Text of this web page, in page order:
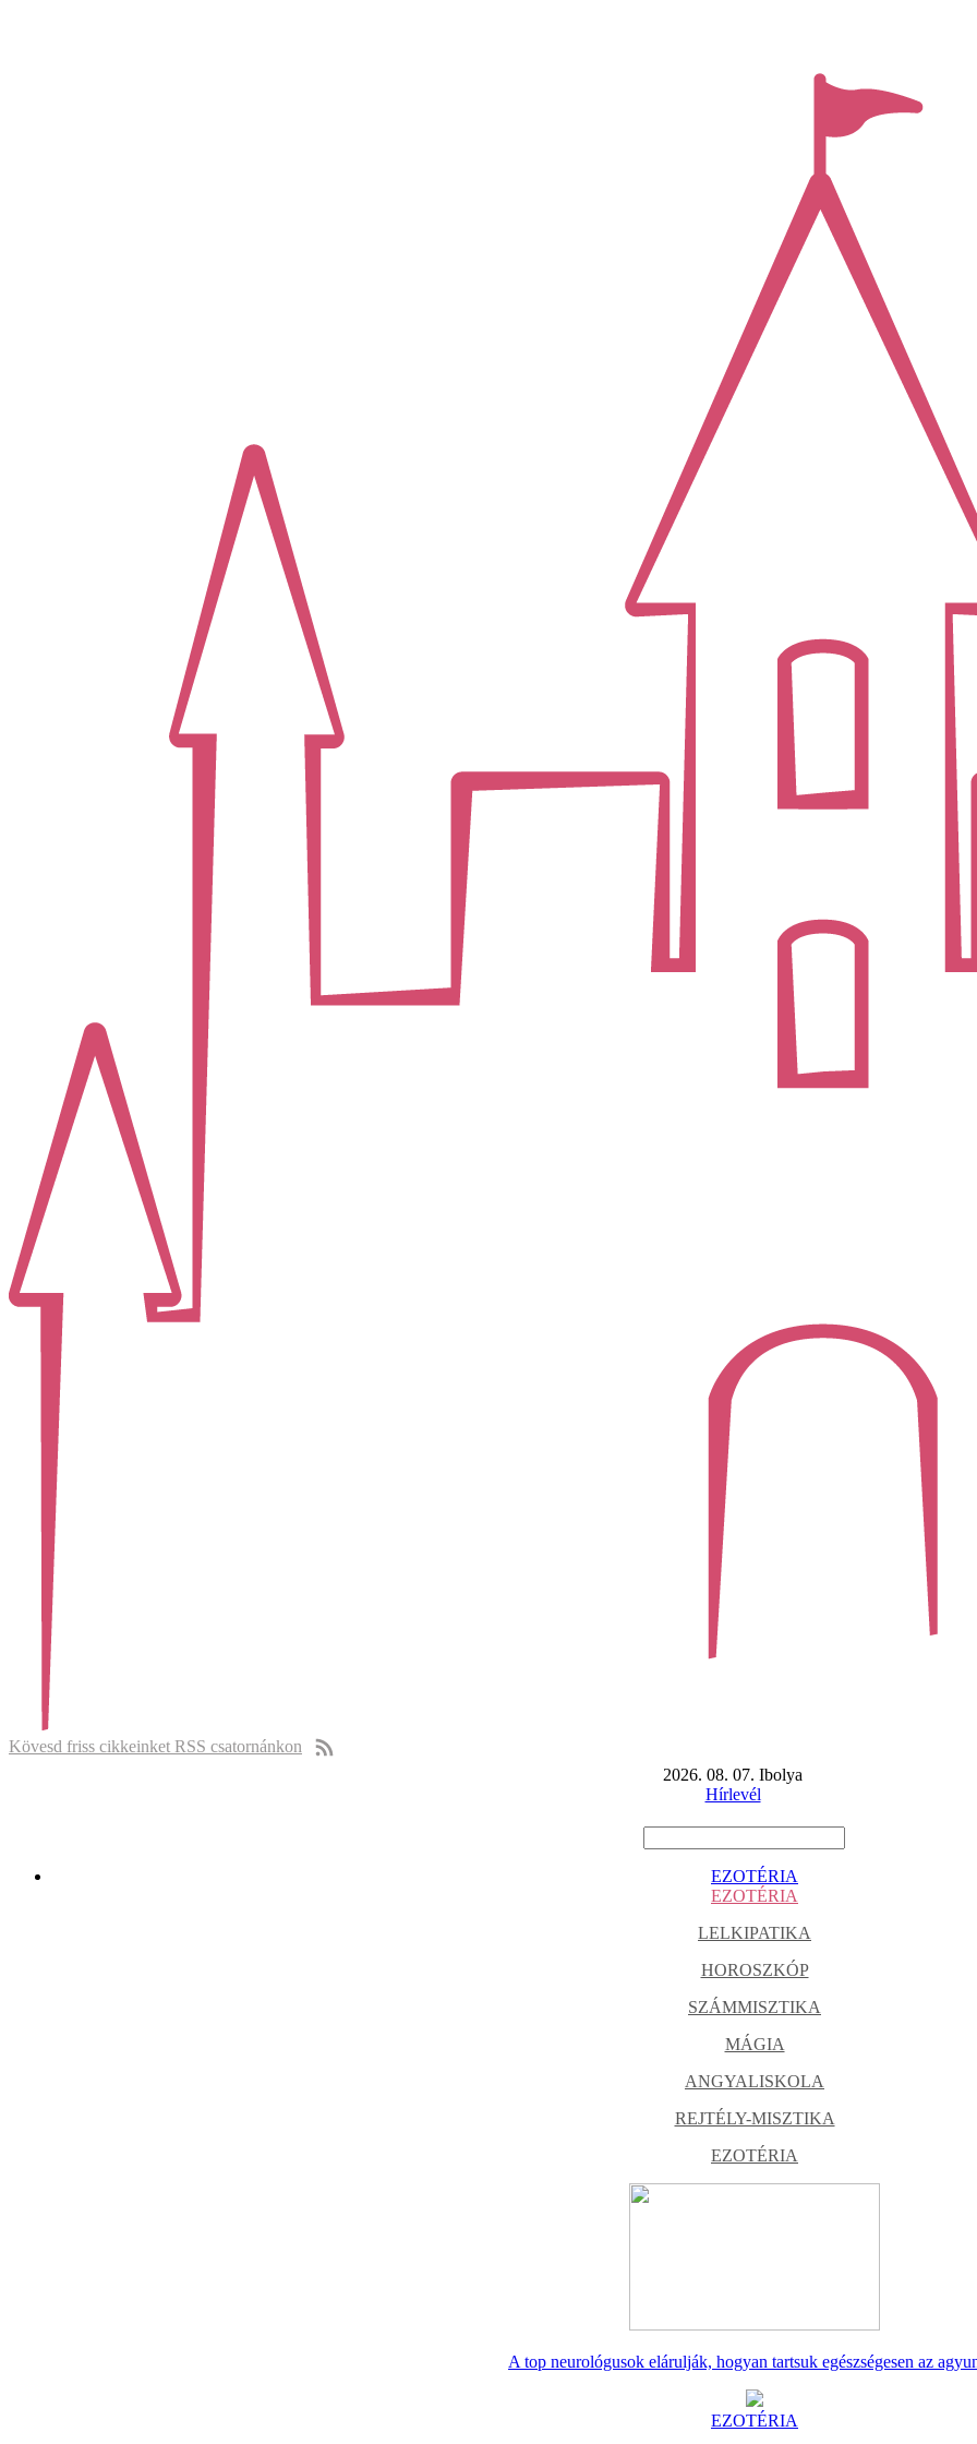
Kövesd friss cikkeinket RSS csatornánkon
2026. 08. 07. Ibolya
Hírlevél
EZOTÉRIA
EZOTÉRIA
LELKIPATIKA
HOROSZKÓP
SZÁMMISZTIKA
MÁGIA
ANGYALISKOLA
REJTÉLY-MISZTIKA
EZOTÉRIA
A top neurológusok elárulják, hogyan tartsuk egészségesen az
EZOTÉRIA